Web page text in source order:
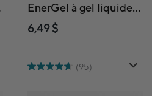
EnerGel à gel liquide
rétractables – 0,7 mm –
bleu – paquet de 2
6,49 $
(95)